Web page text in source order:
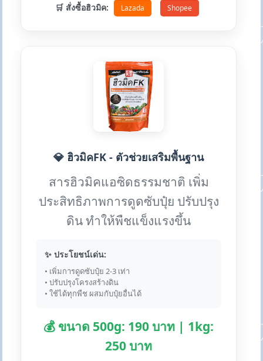
🛒 สั่งซื้อฮิวมิค: Lazada Shopee
💎 ฮิวมิคFK - ตัวช่วยเสริมพื้นฐาน
สารฮิวมิคแอซิดธรรมชาติ เพิ่ม
ประสิทธิภาพการดูดซับปุ๋ย ปรับปรุง
ดิน ทำให้พืชแข็งแรงขึ้น
✨ ประโยชน์เด่น:
• เพิ่มการดูดซับปุ๋ย 2-3 เท่า
• ปรับปรุงโครงสร้างดิน
• ใช้ได้ทุกพืช ผสมกับปุ๋ยอื่นได้
💰 ขนาด 500g: 190 บาท | 1kg:
250 บาท